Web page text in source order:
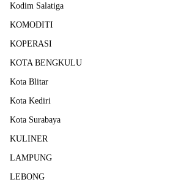
Kodim Salatiga
KOMODITI
KOPERASI
KOTA BENGKULU
Kota Blitar
Kota Kediri
Kota Surabaya
KULINER
LAMPUNG
LEBONG